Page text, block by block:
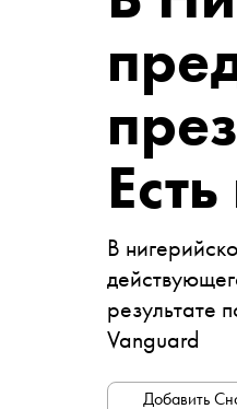
В
результате
Vanguard
Добавить